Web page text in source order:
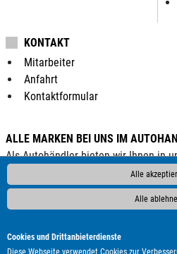
Alle
Alle
Cookies und Drittanbieterdienste
Diese Webseite verwendet Cookies zur
KONTAKT
Mitarbeiter
Anfahrt
Kontaktformular
ALLE MARKEN BEI UNS IM
Als Autohändler bieten wir Ihnen in
Gebrauchtwagen, Jahreswagen und
Automarken an:
Bentley
Borgward Bürstner